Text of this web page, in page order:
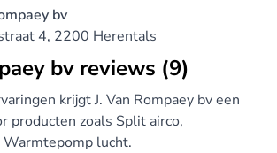
bv
4, 2200 Herentals
bv reviews (9)
krijgt J. Van Rompaey bv een
producten zoals Split airco,
lucht.